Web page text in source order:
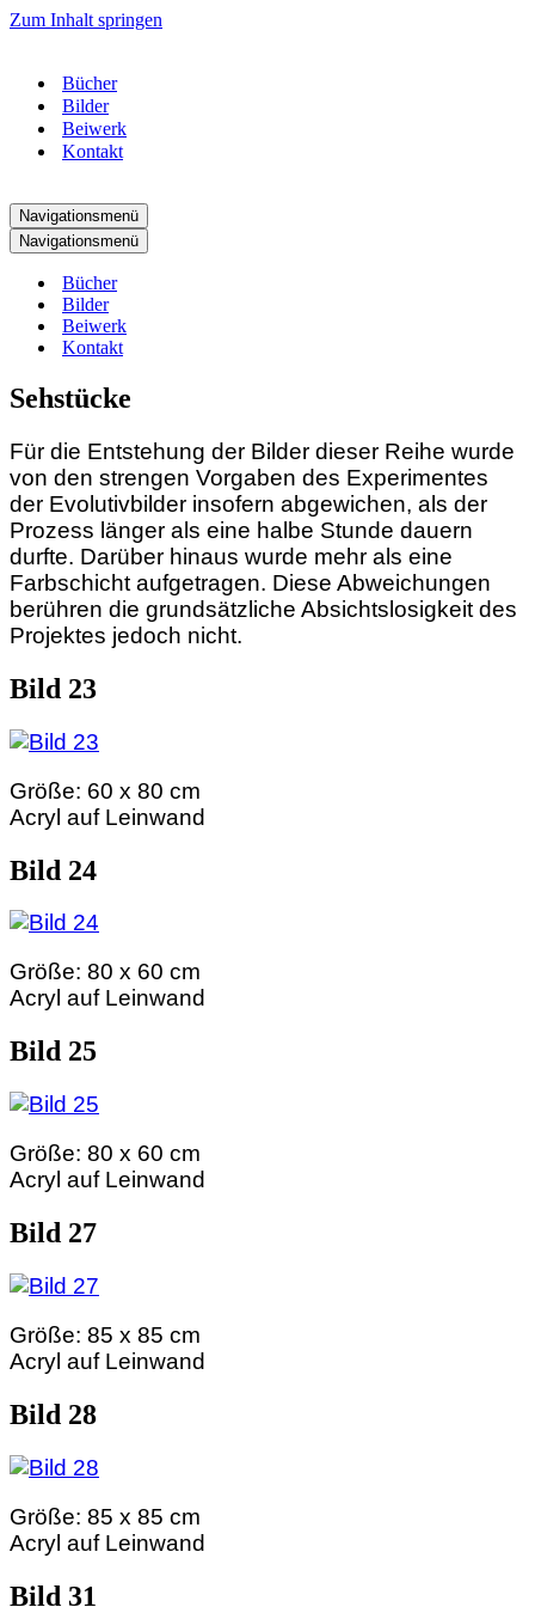
Zum Inhalt springen
Bücher
Bilder
Beiwerk
Kontakt
Navigationsmenü
Navigationsmenü
Bücher
Bilder
Beiwerk
Kontakt
Sehstücke
Für die Entstehung der Bilder dieser Reihe wurde
von den strengen Vorgaben des Experimentes
der Evolutivbilder insofern abgewichen, als der
Prozess länger als eine halbe Stunde dauern
durfte. Darüber hinaus wurde mehr als eine
Farbschicht aufgetragen. Diese Abweichungen
berühren die grundsätzliche Absichtslosigkeit des
Projektes jedoch nicht.
Bild 23
Größe: 60 x 80 cm
Acryl auf Leinwand
Bild 24
Größe: 80 x 60 cm
Acryl auf Leinwand
Bild 25
Größe: 80 x 60 cm
Acryl auf Leinwand
Bild 27
Größe: 85 x 85 cm
Acryl auf Leinwand
Bild 28
Größe: 85 x 85 cm
Acryl auf Leinwand
Bild 31